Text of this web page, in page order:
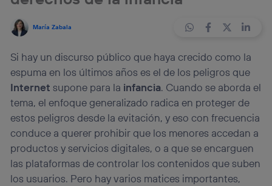
María Zabala
Si hay un discurso público que haya crecido como la
espuma en los últimos años es el de los peligros que
Internet supone para la infancia. Cuando se aborda el
tema, el enfoque generalizado radica en proteger de
estos peligros desde la evitación, y eso con frecuencia
conduce a querer prohibir que los menores accedan a
productos y servicios digitales, o a que se encarguen
las plataformas de controlar los contenidos que suben
los usuarios. Pero hay varios matices importantes,